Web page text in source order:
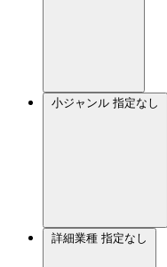
小ジャンル 指定なし
詳細業種 指定なし